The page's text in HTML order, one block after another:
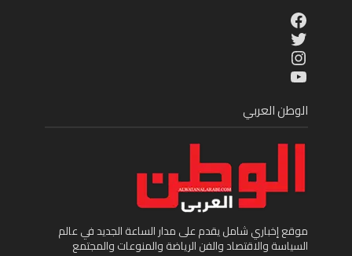
Facebook
Twitter
Instagram
YouTube
الوطن العربي
موقع إخباري شامل يقدم على مدار الساعة الجديد في عالم
السياسة والاقتصاد والفن الرياضة والمنوعات والمجتمع